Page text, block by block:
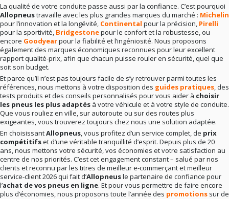
La qualité de votre conduite passe aussi par la confiance. C’est pourquoi
Allopneustravaille avec les plus grandes marques du marché : Michelin
pour l’innovation et la longévité, Continental pour la précision, Pirelli
pour la sportivité, Bridgestonepour le confort et la robustesse, ou
encore Goodyearpour la fiabilité et l’ingéniosité. Nous proposons
également des marques économiques reconnues pour leur excellent
rapport qualité-prix, afin que chacun puisse rouler en sécurité, quel que
soit son budget.
Et parce qu’il n’est pas toujours facile de s’y retrouver parmi toutes les
références, nous mettons à votre disposition des guides pratiques, des
tests produits et des conseils personnalisés pour vous aider à choisir
les pneus les plus adaptés à votre véhicule et à votre style de conduite.
Que vous rouliez en ville, sur autoroute ou sur des routes plus
exigeantes, vous trouverez toujours chez nous une solution adaptée.
En choisissantAllopneus, vous profitez d’un service complet, de prix
compétitifset d’une véritable tranquillité d’esprit. Depuis plus de 20
ans, nous mettons votre sécurité, vos économies et votre satisfaction au
centre de nos priorités. C’est cet engagement constant – salué par nos
clients et reconnu par les titres de meilleur e-commerçant et meilleur
service-client 2026 qui fait d’Allopneusle partenaire de confiance pour
l’achat de vos pneus en ligne. Et pour vous permettre de faire encore
plus d’économies, nous proposons toute l’année des promotions sur de